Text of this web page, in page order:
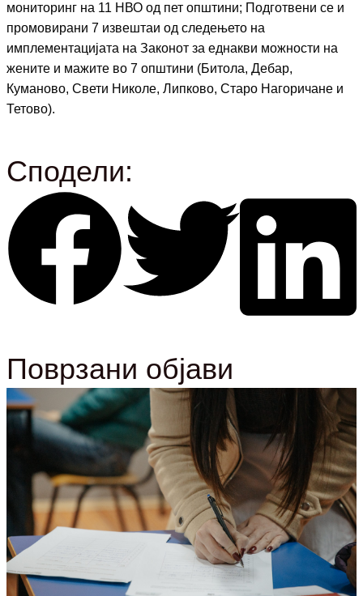
мониторинг на 11 НВО од пет општини; Подготвени се и
промовирани 7 извештаи од следењето на
имплементацијата на Законот за еднакви можности на
жените и мажите во 7 општини (Битола, Дебар,
Куманово, Свети Николе, Липково, Старо Нагоричане и
Тетово).
Сподели:
Поврзани објави